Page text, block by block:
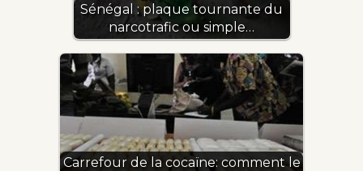
Sénégal : plaque tournante du
narcotrafic ou simple…
Carrefour de la cocaïne: comment le